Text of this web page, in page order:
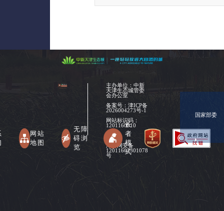
主办单位：中新
天津生态城管委
会办公室
备案号： 津ICP备
2026004273号-1
网站标识码：
1201160010
津公网安备
12011602301078
号
网站
地图
无障
碍浏
览
长
者
模
式
国家部委